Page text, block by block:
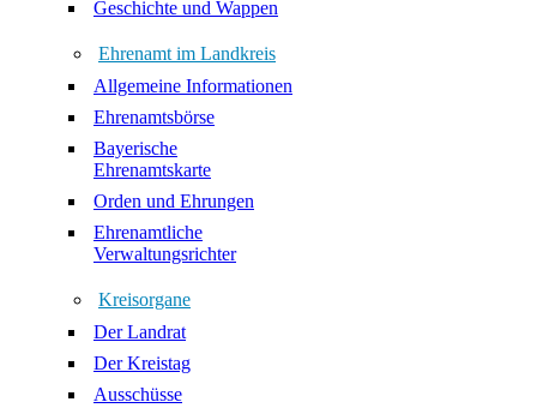
Geschichte und Wappen
Ehrenamt im Landkreis
Allgemeine Informationen
Ehrenamtsbörse
Bayerische
Ehrenamtskarte
Orden und Ehrungen
Ehrenamtliche
Verwaltungsrichter
Kreisorgane
Der Landrat
Der Kreistag
Ausschüsse